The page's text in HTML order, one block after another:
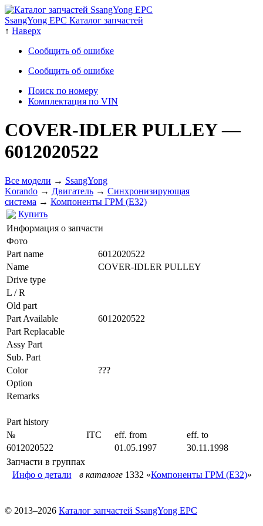
SsangYong EPC Каталог запчастей
↑ Наверх
Сообщить об ошибке
Сообщить об ошибке
Поиск по номеру
Комплектация по VIN
COVER-IDLER PULLEY—
6012020522
Все модели → SsangYong
Korando → Двигатель → Cинхронизирующая
система → Компоненты ГРМ (E32)
Купить
Информация о запчасти
Фото
Part name
6012020522
Name
COVER-IDLER PULLEY
Drive type
L / R
Old part
Part Available
6012020522
Part Replacable
Assy Part
Sub. Part
Color
???
Option
Remarks
Part history
№
ITC eff. from
eff. to
6012020522
01.05.1997
30.11.1998
Запчасти в группах
Инфо о детали
в каталоге 1332 «Компоненты ГРМ (E32)»
© 2013–2026 Каталог запчастей SsangYong EPC